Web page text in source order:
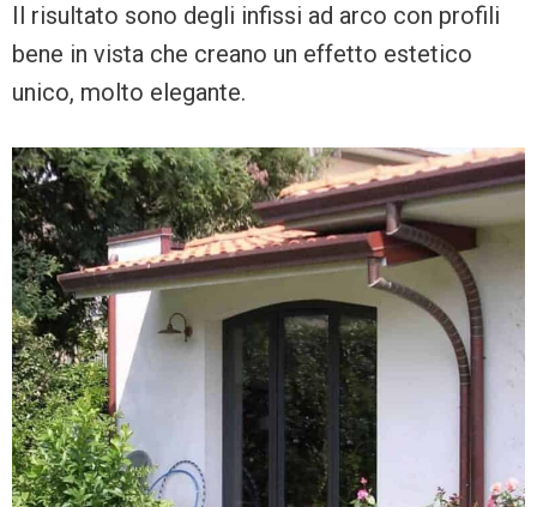
Il risultato sono degli infissi ad arco con profili
bene in vista che creano un effetto estetico
unico, molto elegante.